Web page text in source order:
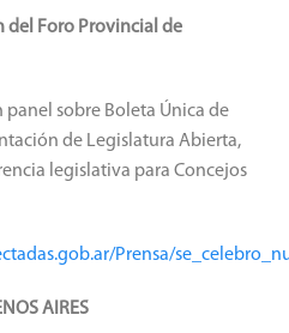
del Foro Provincial de
sobre Boleta Única de
de Legislatura Abierta,
legislativa para Concejos
Prensa/
AIRES